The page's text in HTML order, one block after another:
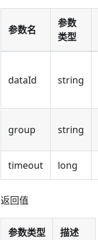
参数名
参数
类型
dataId string
group string
timeout long
返回值
参数类型 描述